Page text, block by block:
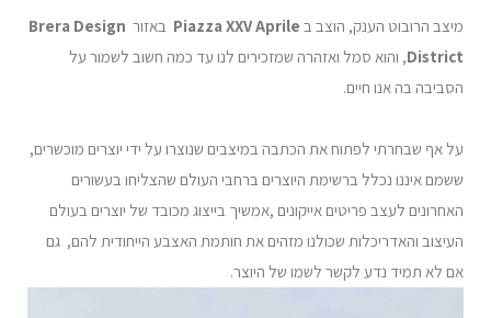
מיצב הרובוט הענק, הוצב ב Piazza XXV Aprile באזור Brera Design
District, והוא סמל ואזהרה שמזכירים לנו עד כמה חשוב לשמור על
הסביבה בה אנו חיים.
על אף שבחרתי לפתוח את הכתבה במיצבים שנוצרו על ידי יוצרים מוכשרים,
ששמם איננו נכלל ברשימת היוצרים ברחבי העולם שהצליחו בעשורים
האחרונים לעצב פריטים אייקונים ,אמשיך בייצוג מכובד של יוצרים בעולם
העיצוב והאדריכלות שכולנו מזהים את חותמת האצבע הייחודית להם, גם
אם לא תמיד נדע לקשר לשמו של היוצר.